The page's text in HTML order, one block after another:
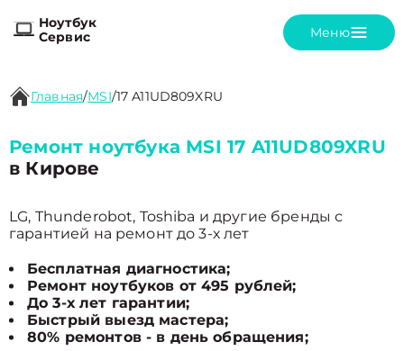
Ноутбук
Сервис
Меню
Главная/MSI/17 A11UD809XRU
Ремонт ноутбука MSI 17 A11UD809XRU
в Кирове
LG, Thunderobot, Toshiba и другие бренды с
гарантией на ремонт до 3-х лет
Бесплатная диагностика;
Ремонт ноутбуков от 495 рублей;
До 3-х лет гарантии;
Быстрый выезд мастера;
80% ремонтов - в день обращения;